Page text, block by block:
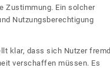
Zustimmung. Ein solcher
Nutzungsberechtigung
klar, dass sich Nutzer
verschaffen müssen. Es